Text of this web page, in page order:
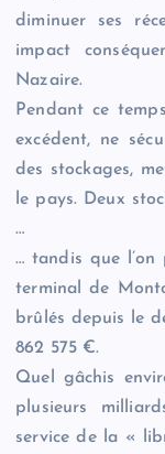
diminuer ses
impact
Nazaire.
Pendant ce
excédent, ne
des stockages,
le pays. Deux
…
… tandis que
terminal de
brûlés depuis le
862 575 €.
Quel gâchis
plusieurs
service de la «